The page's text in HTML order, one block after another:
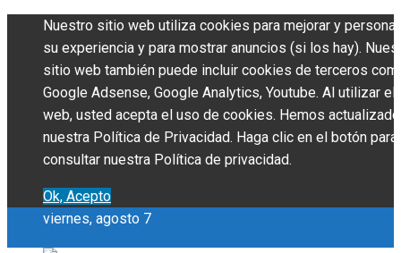
Nuestro sitio web utiliza cookies para mejorar y
su experiencia y para mostrar anuncios (si los hay).
sitio web también puede incluir cookies de terceros
Google Adsense, Google Analytics, Youtube. Al utilizar
web, usted acepta el uso de cookies. Hemos actualizado
nuestra Política de Privacidad. Haga clic en el botón para
consultar nuestra Política de privacidad.
Ok, Acepto
viernes, agosto 7